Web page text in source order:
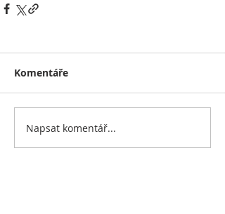
Komentáře
Napsat komentář...